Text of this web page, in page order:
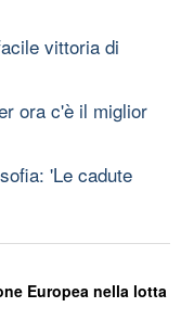
vittoria di
ora c'è il miglior
'Le cadute
Europea nella lotta